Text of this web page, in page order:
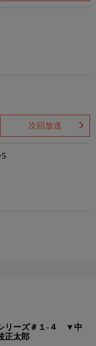
次回放送
5
シリーズ＃１-４ ▼中
正太郎